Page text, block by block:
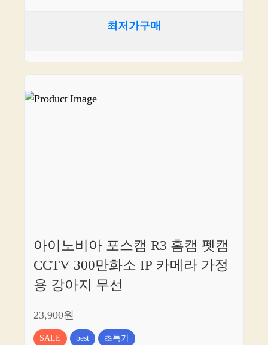
최저가구매
아이노비아 포스캠 R3 홈캠 펫캠
CCTV 300만화소 IP 카메라 가정
용 강아지 무선
23,900원
SALE best 초특가